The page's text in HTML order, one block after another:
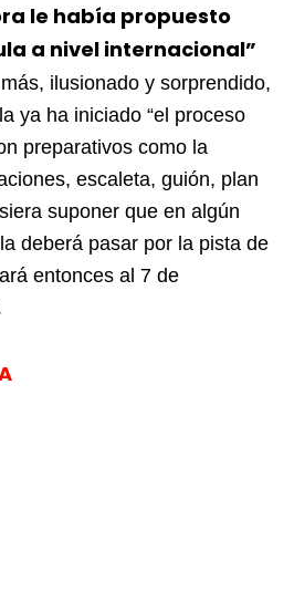
le había propuesto
a nivel internacional”
ilusionado y sorprendido,
ya ha iniciado “el proceso
preparativos como la
escaleta, guión, plan
suponer que en algún
deberá pasar por la pista de
entonces al 7 de